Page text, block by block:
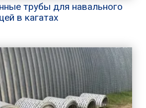
трубы для навального
в кагатах